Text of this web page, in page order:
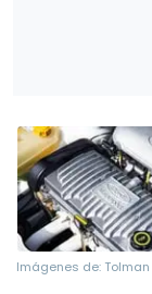
Imágenes de: Tolman